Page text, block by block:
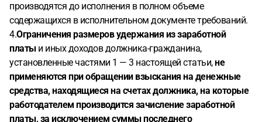
производятся до исполнения в полном объеме
содержащихся в исполнительном документе требований.
4.Ограничения размеров удержания из заработной
платы и иных доходов должника-гражданина,
установленные частями 1 — 3 настоящей статьи,не
применяются при обращении взыскания на денежные
средства, находящиеся на счетах должника, на которые
работодателем производится зачисление заработной
платы, за исключением суммы последнего